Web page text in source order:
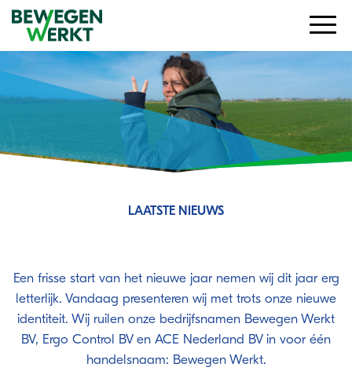
LAATSTE NIEUWS
Een frisse start van het nieuwe jaar nemen wij dit jaar erg
letterlijk. Vandaag presenteren wij met trots onze nieuwe
identiteit. Wij ruilen onze bedrijfsnamen Bewegen Werkt
BV, Ergo Control BV en ACE Nederland BV in voor één
handelsnaam: Bewegen Werkt.